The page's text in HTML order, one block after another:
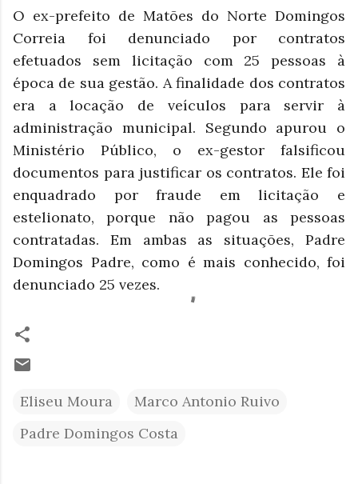
O ex-prefeito de Matões do Norte Domingos
Correia foi denunciado por contratos
efetuados sem licitação com 25 pessoas à
época de sua gestão. A finalidade dos contratos
era a locação de veículos para servir à
administração municipal. Segundo apurou o
Ministério Público, o ex-gestor falsificou
documentos para justificar os contratos. Ele foi
enquadrado por fraude em licitação e
estelionato, porque não pagou as pessoas
contratadas. Em ambas as situações, Padre
Domingos Padre, como é mais conhecido, foi
denunciado 25 vezes.
Eliseu Moura
Marco Antonio Ruivo
Padre Domingos Costa